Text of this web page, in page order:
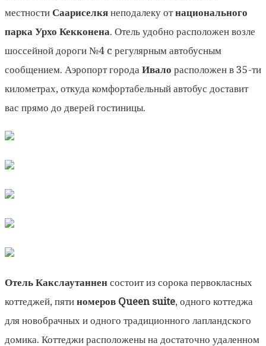
местности Саариселкя неподалеку отнационального
парка Урхо Кекконена. Отель удобно расположен возле
шоссейной дороги №4 c регулярным автобусным
сообщением. Аэропорт города Ивало расположен в 35-ти
километрах, откуда комфортабельный автобус доставит
вас прямо до дверей гостиницы.
Отель Какслаутаннен состоит из сорока первокласных
коттеджей, пяти номеров Queen suite, одного коттеджа
для новобрачных и одного традиционного лапландского
домика. Коттеджи расположены на достаточно удаленном